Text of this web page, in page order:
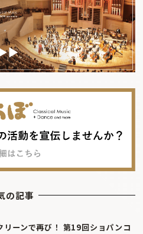
の記事
リーンで再び！ 第19回ショパンコ